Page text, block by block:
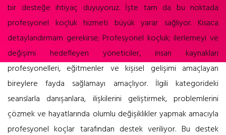
bir desteğe ihtiyaç duyuyoruz. İşte tam da bu noktada
profesyonel koçluk hizmeti büyük yarar sağlıyor. Kısaca
detaylandırmam gerekirse; Profesyonel koçluk; ilerlemeyi ve
değişimi hedefleyen yöneticiler, insan kaynakları
profesyonelleri, eğitmenler ve kişisel gelişimi amaçlayan
bireylere fayda sağlamayı amaçlıyor. İlgili kategorideki
seanslarla danışanlara, ilişkilerini geliştirmek, problemlerini
çözmek ve hayatlarında olumlu değişiklikler yapmak amacıyla
profesyonel koçlar tarafından destek veriliyor. Bu destek